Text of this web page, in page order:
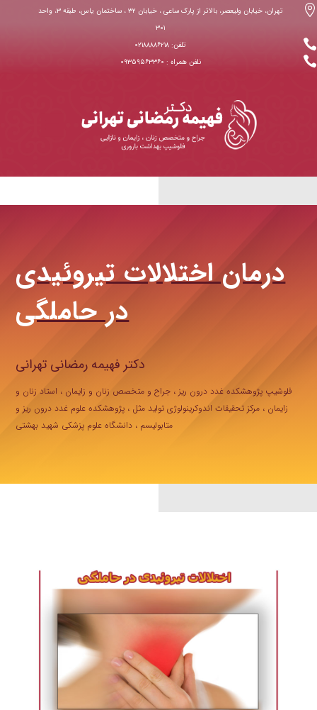

تهران، خیابان ولیعصر، بالاتر از پارک ساعی ، خیابان ۳۲ ، ساختمان یاس، طبقه ۳، واحد
۳۰۱
 تلفن: ۰۲۱۸۸۸۸۶۲۱۸
 نلفن همراه : ۰۹۳۵۹۵۶۳۳۶۰
درمان اختلالات تیروئیدی
در حاملگی
دکتر فهیمه رمضانی تهرانی
فلوشیپ پژوهشکده غدد درون ریز ، جراح و متخصص زنان و زایمان ، استاد زنان و
زایمان ، مرکز تحقیقات اندوکرینولوژی تولید مثل ، پژوهشکده علوم غدد درون ریز و
متابولیسم ، دانشگاه علوم پزشکی شهید بهشتی